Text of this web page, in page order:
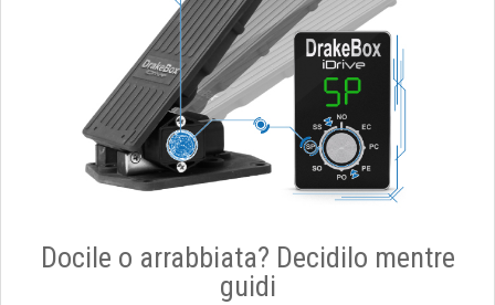
Docile o arrabbiata? Decidilo mentre
guidi